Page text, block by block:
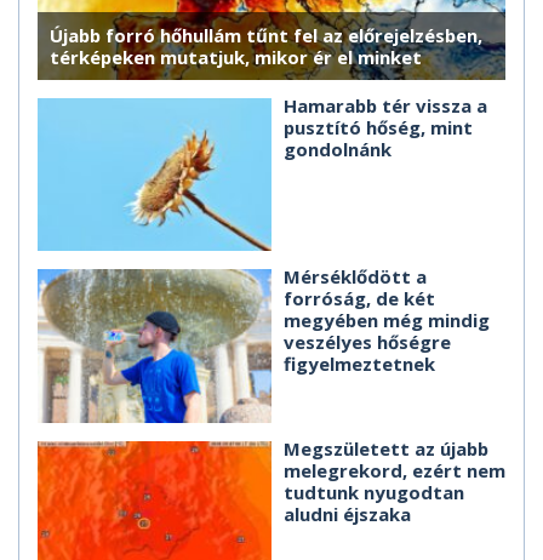
Újabb forró hőhullám tűnt fel az előrejelzésben,
térképeken mutatjuk, mikor ér el minket
Hamarabb tér vissza a
pusztító hőség, mint
gondolnánk
Mérséklődött a
forróság, de két
megyében még mindig
veszélyes hőségre
figyelmeztetnek
Megszületett az újabb
melegrekord, ezért nem
tudtunk nyugodtan
aludni éjszaka